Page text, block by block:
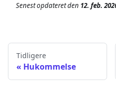
Senest opdateretden 12. feb.
Tidligere
Hukommelse